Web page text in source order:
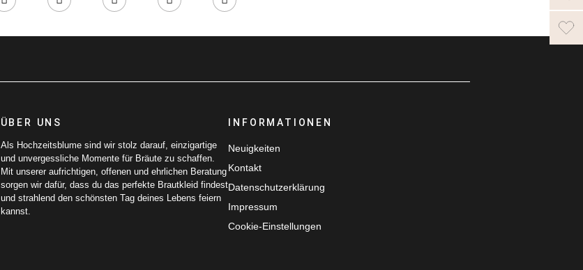
ÜBER UNS
Als Hochzeitsblume sind wir stolz darauf, einzigartige
und unvergessliche Momente für Bräute zu schaffen.
Mit unserer aufrichtigen, offenen und ehrlichen Beratung
sorgen wir dafür, dass du das perfekte Brautkleid findest
und strahlend den schönsten Tag deines Lebens feiern
kannst.
INFORMATIONEN
Neuigkeiten
Kontakt
Datenschutzerklärung
Impressum
Cookie-Einstellungen